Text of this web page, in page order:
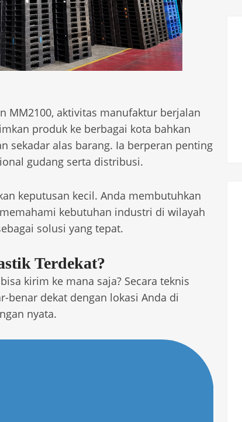
MM2100, aktivitas manufaktur berjalan
produk ke berbagai kota bahkan
sekadar alas barang. Ia berperan penting
gudang serta distribusi.
keputusan kecil. Anda membutuhkan
kebutuhan industri di wilayah
solusi yang tepat.
Terdekat?
kirim ke mana saja? Secara teknis
dekat dengan lokasi Anda di
nyata.